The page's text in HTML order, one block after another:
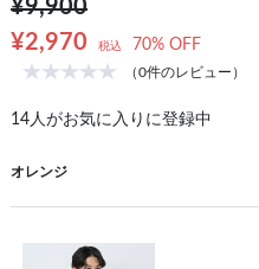
¥9,900
¥2,970
税込 70% OFF
（0件のレビュー）
14人がお気に入りに登録中
オレンジ